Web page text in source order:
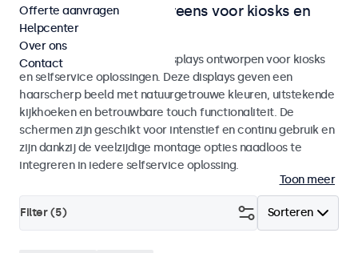
Monitoren en touchscreens voor kiosks en
selfservice
Monitoren en touchscreen displays ontworpen voor kiosks
en selfservice oplossingen. Deze displays geven een
haarscherp beeld met natuurgetrouwe kleuren, uitstekende
kijkhoeken en betrouwbare touch functionaliteit. De
schermen zijn geschikt voor intenstief en continu gebruik en
zijn dankzij de veelzijdige montage opties naadloos te
integreren in iedere selfservice oplossing.
Toon meer
Sorteren
Filter (5)
Offerte aanvragen
Helpcenter
Over ons
Contact